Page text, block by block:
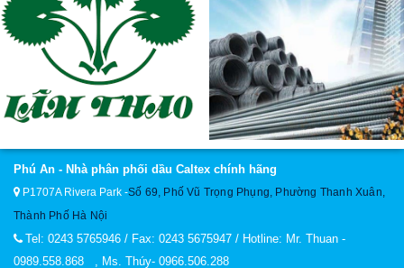
Phú An - Nhà phân phối dầu Caltex chính hãng
P1707A Rivera Park -Số 69, Phố Vũ Trọng Phụng, Phường Thanh Xuân,
Thành Phố Hà Nội
Tel: 0243 5765946 / Fax: 0243 5675947 / Hotline: Mr. Thuan -
0989.558.868 , Ms. Thúy- 0966.506.288